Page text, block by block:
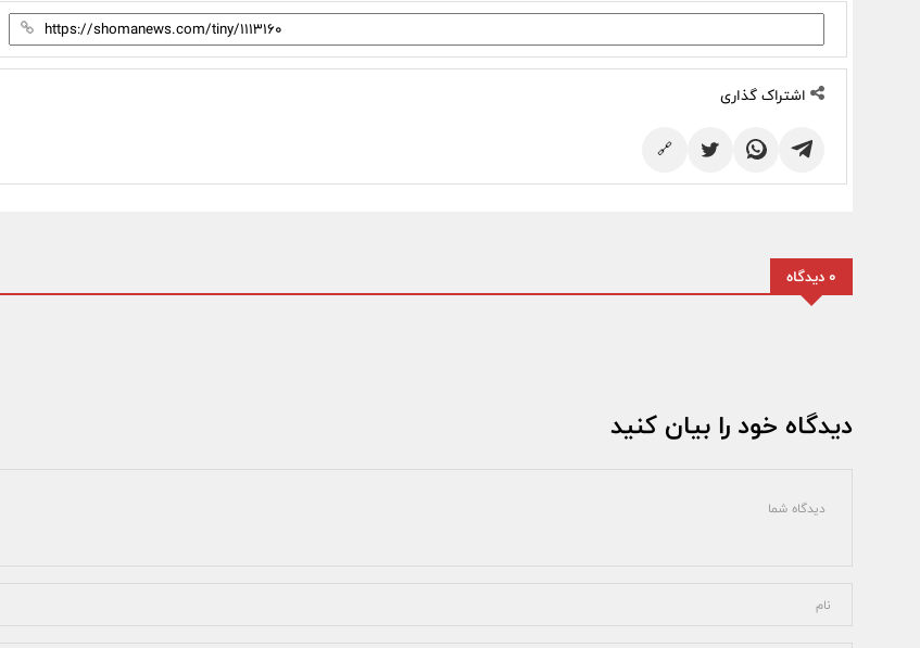
اشتراک گذاری
🔗
0 دیدگاه
دیدگاه خود را بیان کنید